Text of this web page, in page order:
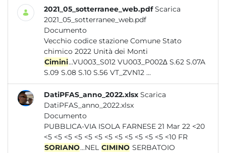
2021_05_sotterranee_web.pdf Scarica
2021_05_sotterranee_web.pdf
Documento
Vecchio codice stazione Comune Stato
chimico 2022 Unità dei Monti
Cimini...VU003_S012 VU003_P002∆ S.62 S.07A
S.09 S.08 S.10 S.56 VT_ZVN12 ...
DatiPFAS_anno_2022.xlsx Scarica
DatiPFAS_anno_2022.xlsx
Documento
PUBBLICA-VIA ISOLA FARNESE 21 Mar 22 <20
<5 <5 <5 <5 <5 <5 <5 <5 <5 <5 <5 <5 <10 FR
SORIANO...NEL CIMINO SERBATOIO